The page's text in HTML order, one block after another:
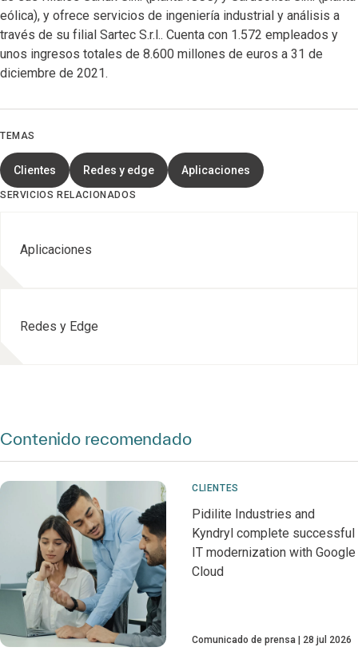
eólica), y ofrece servicios de ingeniería industrial y análisis a
través de su filial Sartec S.r.l.. Cuenta con 1.572 empleados y
unos ingresos totales de 8.600 millones de euros a 31 de
diciembre de 2021.
TEMAS
Clientes Redes y edge Aplicaciones
SERVICIOS RELACIONADOS
Aplicaciones
Redes y Edge
Contenido recomendado
CLIENTES
Pidilite Industries and
Kyndryl complete successful
IT modernization with Google
Cloud
Comunicado de prensa 28 jul 2026